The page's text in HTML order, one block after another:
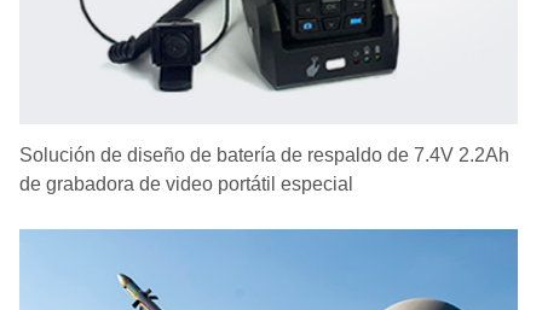
Solución de diseño de batería de respaldo de 7.4V 2.2Ah
de grabadora de video portátil especial